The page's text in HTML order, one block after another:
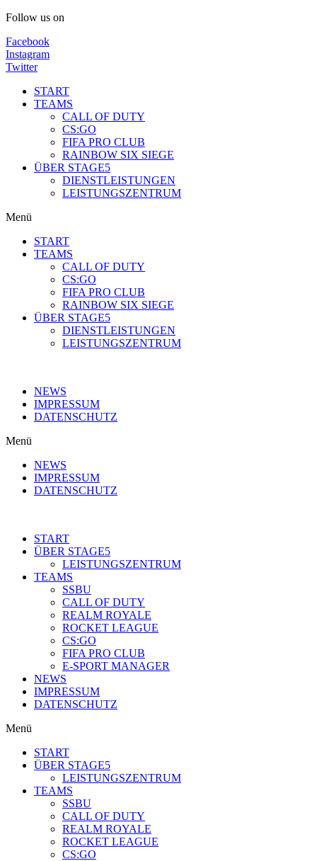
Follow us on
Facebook
Instagram
Twitter
START
TEAMS
CALL OF DUTY
CS:GO
FIFA PRO CLUB
RAINBOW SIX SIEGE
ÜBER STAGE5
DIENSTLEISTUNGEN
LEISTUNGSZENTRUM
Menü
START
TEAMS
CALL OF DUTY
CS:GO
FIFA PRO CLUB
RAINBOW SIX SIEGE
ÜBER STAGE5
DIENSTLEISTUNGEN
LEISTUNGSZENTRUM
NEWS
IMPRESSUM
DATENSCHUTZ
Menü
NEWS
IMPRESSUM
DATENSCHUTZ
START
ÜBER STAGE5
LEISTUNGSZENTRUM
TEAMS
SSBU
CALL OF DUTY
REALM ROYALE
ROCKET LEAGUE
CS:GO
FIFA PRO CLUB
E-SPORT MANAGER
NEWS
IMPRESSUM
DATENSCHUTZ
Menü
START
ÜBER STAGE5
LEISTUNGSZENTRUM
TEAMS
SSBU
CALL OF DUTY
REALM ROYALE
ROCKET LEAGUE
CS:GO